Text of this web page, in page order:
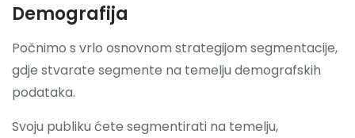
Demografija
Počnimo s vrlo osnovnom strategijom segmentacije,
gdje stvarate segmente na temelju demografskih
podataka.
Svoju publiku ćete segmentirati na temelju,